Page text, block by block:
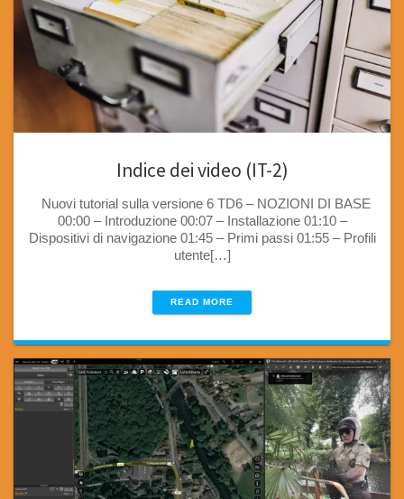
Indice dei video (IT-2)
Nuovi tutorial sulla versione 6 TD6 – NOZIONI DI BASE
00:00 – Introduzione 00:07 – Installazione 01:10 –
Dispositivi di navigazione 01:45 – Primi passi 01:55 – Profili
utente[…]
READ MORE